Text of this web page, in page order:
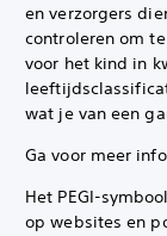
en verzorgers
controleren om
voor het kind in
wat je van een
Ga voor meer
Het PEGI-
op websites en